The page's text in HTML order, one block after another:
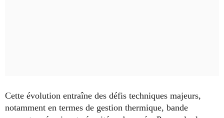
Cette évolution entraîne des défis techniques majeurs,
notamment en termes de gestion thermique, bande